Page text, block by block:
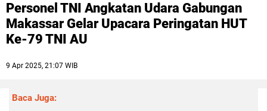
Personel TNI Angkatan Udara Gabungan
Makassar Gelar Upacara Peringatan HUT
Ke-79 TNI AU
9 Apr 2025, 21:07 WIB
Baca Juga: